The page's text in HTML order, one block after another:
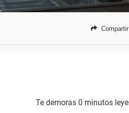
Compartir
Te demoras 0 minutos